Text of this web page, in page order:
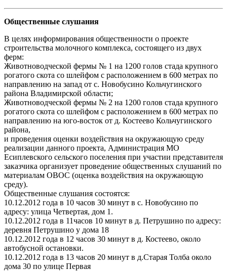
Общественные слушания
В целях информирования общественности о проекте
строительства молочного комплекса, состоящего из двух
ферм:
Животноводческой фермы № 1 на 1200 голов стада крупного
рогатого скота со шлейфом с расположением в 600 метрах по
направлению на запад от с. Новобусино Кольчугинского
района Владимирской области;
Животноводческой фермы № 2 на 1200 голов стада крупного
рогатого скота со шлейфом с расположением в 600 метрах по
направлению на юго-восток от д. Костеево Кольчугинского
района,
и проведения оценки воздействия на окружающую среду
реализации данного проекта, Администрация МО
Есиплевского сельского поселения при участии представителя
заказчика организует проведение общественных слушаний по
материалам ОВОС (оценка воздействия на окружающую
среду).
Общественные слушания состоятся:
10.12.2012 года в 10 часов 30 минут в с. Новобусино по
адресу: улица Четвертая, дом 1.
10.12.2012 года в 11часов 10 минут в д. Петрушино по адресу:
деревня Петрушино у дома 18
10.12.2012 года в 12 часов 30 минут в д. Костеево, около
автобусной остановки.
10.12.2012 года в 13 часов 20 минут в д.Старая Толба около
дома 30 по улице Первая